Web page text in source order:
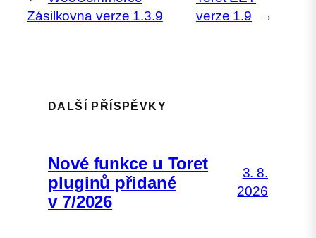
Zásilkovna verze 1.3.9
verze 1.9
→
DALŠÍ PŘÍSPĚVKY
Nové funkce u Toret
pluginů přidané
v 7/2026
3. 8.
2026